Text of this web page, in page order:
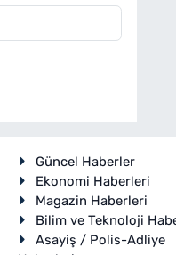
Güncel Haberler
Ekonomi Haberleri
Magazin Haberleri
Bilim ve Teknoloji
Asayiş / Polis-Adliye